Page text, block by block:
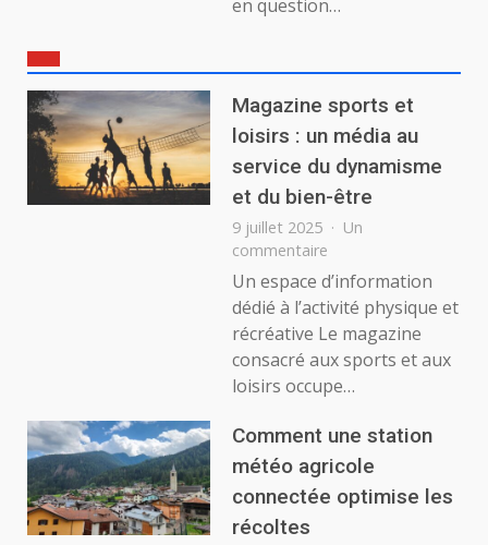
en question…
Magazine sports et
loisirs : un média au
service du dynamisme
et du bien-être
9 juillet 2025
Un
commentaire
Magazine
sports
et
loisirs
:
un
au
service
du
dynamisme
Un espace d’information
dédié à l’activité physique et
récréative Le magazine
consacré aux sports et aux
loisirs occupe…
Comment une station
météo agricole
connectée optimise les
récoltes